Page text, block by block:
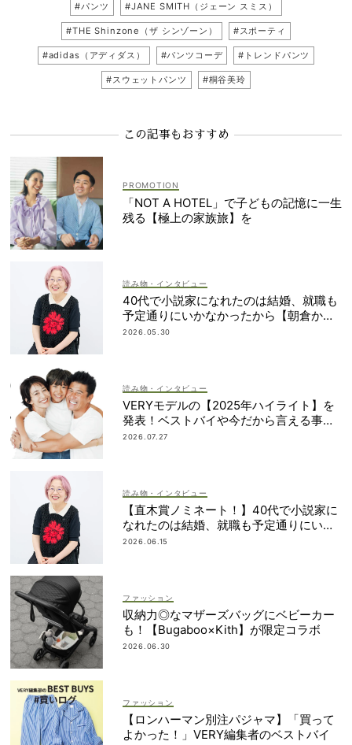
#パンツ #JANE SMITH（ジェーン スミス）
#THE Shinzone（ザ シンゾーン） #スポーティ
#adidas（アディダス） #パンツコーデ #トレンドパンツ
#スウェットパンツ #桐谷美玲
この記事もおすすめ
「NOT A HOTEL」で子どもの記憶に一生
残る【極上の家族旅】を
読み物・インタビュー
40代で小説家になれたのは結婚、就職も
予定通りにいかなかったから【朝倉かす
みさん】
2026.05.30
読み物・インタビュー
VERYモデルの【2025年ハイライト】を
発表！ベストバイや今だから言える事件
簿も大公開
2026.07.27
読み物・インタビュー
【直木賞ノミネート！】40代で小説家に
なれたのは結婚、就職も予定通りにいか
なかったから｜朝倉かすみさん
2026.06.15
ファッション
収納力◎なマザーズバッグにベビーカー
も！【Bugaboo×Kith】が限定コラボ
2026.06.30
ファッション
【ロンハーマン別注パジャマ】「買って
よかった！」VERY編集者のベストバイ